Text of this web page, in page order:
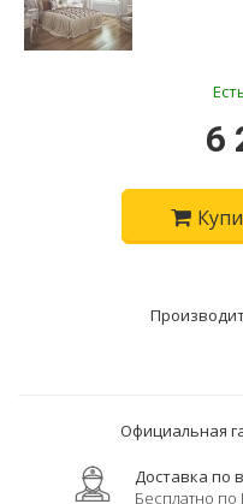
6
Официальная
Доставка по
Бесплатно по